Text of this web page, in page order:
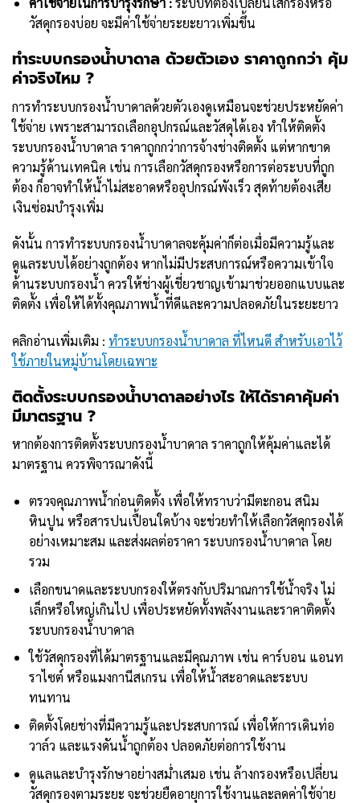
วัสดุกรองบ่อย จะมีค่าใช้จ่ายระยะยาวเพิ่มขึ้น
ทำระบบกรองน้ำบาดาล ด้วยตัวเอง ราคาถูกกว่า คุ้ม
ค่าจริงไหม ?
การทำระบบกรองน้ำบาดาลด้วยตัวเองดูเหมือนจะช่วยประหยัดค่า
ใช้จ่าย เพราะสามารถเลือกอุปกรณ์และวัสดุได้เอง ทำให้ติดตั้ง
ระบบกรองน้ำบาดาล ราคาถูกกว่าการจ้างช่างติดตั้ง แต่หากขาด
ความรู้ด้านเทคนิค เช่น การเลือกวัสดุกรองหรือการต่อระบบที่ถูก
ต้อง ก็อาจทำให้น้ำไม่สะอาดหรืออุปกรณ์พังเร็ว สุดท้ายต้องเสีย
เงินซ่อมบำรุงเพิ่ม
ดังนั้น การทำระบบกรองน้ำบาดาลจะคุ้มค่าก็ต่อเมื่อมีความรู้และ
ดูแลระบบได้อย่างถูกต้อง หากไม่มีประสบการณ์หรือความเข้าใจ
ด้านระบบกรองน้ำ ควรให้ช่างผู้เชี่ยวชาญเข้ามาช่วยออกแบบและ
ติดตั้ง เพื่อให้ได้ทั้งคุณภาพน้ำที่ดีและความปลอดภัยในระยะยาว
คลิกอ่านเพิ่มเติม : ทำระบบกรองน้ำบาดาล ที่ไหนดี สำหรับเอาไว้
ใช้ภายในหมู่บ้านโดยเฉพาะ
ติดตั้งระบบกรองน้ำบาดาลอย่างไร ให้ได้ราคาคุ้มค่า
มีมาตรฐาน ?
หากต้องการติดตั้งระบบกรองน้ำบาดาล ราคาถูกให้คุ้มค่าและได้
มาตรฐาน ควรพิจารณาดังนี้
ตรวจคุณภาพน้ำก่อนติดตั้ง เพื่อให้ทราบว่ามีตะกอน สนิม
หินปูน หรือสารปนเปื้อนใดบ้าง จะช่วยทำให้เลือกวัสดุกรองได้
อย่างเหมาะสม และส่งผลต่อราคา ระบบกรองน้ำบาดาล โดย
รวม
เลือกขนาดและระบบกรองให้ตรงกับปริมาณการใช้น้ำจริง ไม่
เล็กหรือใหญ่เกินไป เพื่อประหยัดทั้งพลังงานและราคาติดตั้ง
ระบบกรองน้ำบาดาล
ใช้วัสดุกรองที่ได้มาตรฐานและมีคุณภาพ เช่น คาร์บอน แอนท
ราไซต์ หรือแมงกานีสเกรน เพื่อให้น้ำสะอาดและระบบ
ทนทาน
ติดตั้งโดยช่างที่มีความรู้และประสบการณ์ เพื่อให้การเดินท่อ
วาล์ว และแรงดันน้ำถูกต้อง ปลอดภัยต่อการใช้งาน
ดูแลและบำรุงรักษาอย่างสม่ำเสมอ เช่น ล้างกรองหรือเปลี่ยน
วัสดุกรองตามระยะ จะช่วยยืดอายุการใช้งานและลดค่าใช้จ่าย